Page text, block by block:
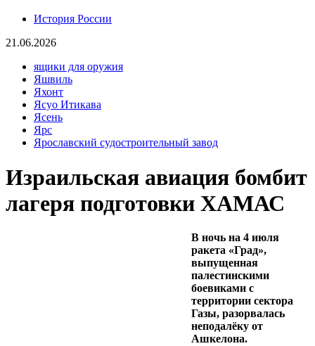
История России
21.06.2026
ящики для оружия
Яшвиль
Яхонт
Ясуо Итикава
Ясень
Ярс
Ярославский судостроительный завод
Израильская авиация бомбит
лагеря подготовки ХАМАС
В ночь на 4 июля
ракета «Град»,
выпущенная
палестинскими
боевиками с
территории сектора
Газы, разорвалась
неподалёку от
Ашкелона.